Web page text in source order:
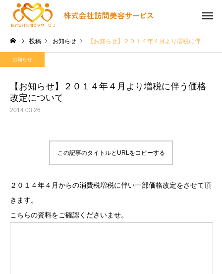
投稿 お知らせ 【お知らせ】２０１４年４月より増税に伴う価格改定について
お知らせ
【お知らせ】２０１４年４月より増税に伴う価格
改定について
2014.03.26
この記事のタイトルとURLをコピーする
２０１４年４月からの消費税増税に伴い一部価格改定をさせて頂
きます。
こちらの資料をご確認くださいませ。